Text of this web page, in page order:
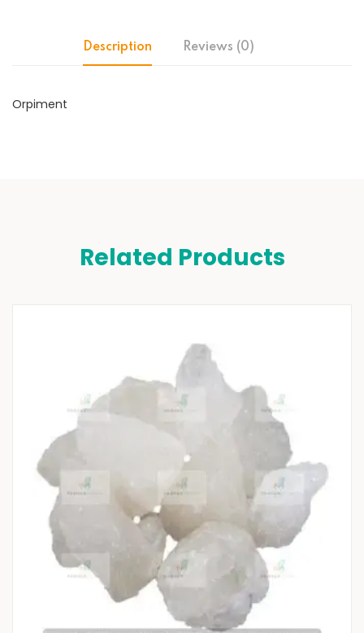
Description Reviews (0)
Orpiment
Related Products